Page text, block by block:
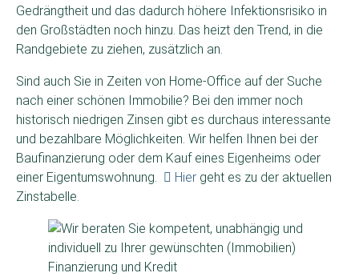
Gedrängtheit und das dadurch höhere Infektionsrisiko in
den Großstädten noch hinzu. Das heizt den Trend, in die
Randgebiete zu ziehen, zusätzlich an.
Sind auch Sie in Zeiten von Home-Office auf der Suche
nach einer schönen Immobilie? Bei den immer noch
historisch niedrigen Zinsen gibt es durchaus interessante
und bezahlbare Möglichkeiten. Wir helfen Ihnen bei der
Baufinanzierung oder dem Kauf eines Eigenheims oder
einer Eigentumswohnung.
Hier geht es zu der aktuellen
Zinstabelle.